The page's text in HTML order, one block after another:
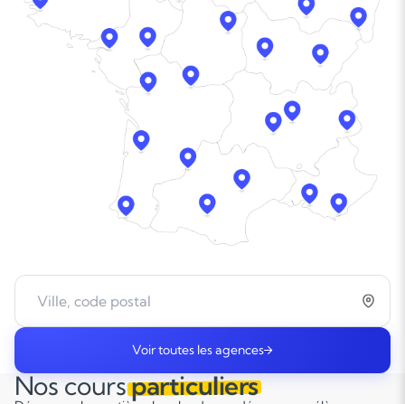
Voir toutes les agences
Nos coursparticuliers